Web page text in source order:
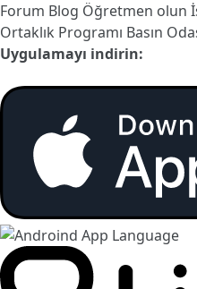
Forum Blog Öğretmen olun
Ortaklık Programı Basın
Uygulamayı indirin: